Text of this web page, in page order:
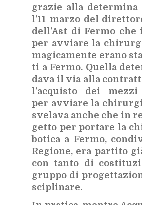
gra­zie alla de­ter­mi­na
l’11 mar­zo del
del­l’A­st di Fer­mo
per av­via­re la
ma­gi­ca­men­te era­no
ti a Fer­mo. Quel­la
dava il via alla
l’ac­qui­sto dei mez­zi
per av­via­re la
sve­la­va an­che che in
get­to per por­ta­re la
bo­ti­ca a Fer­mo,
Re­gio­ne, era par­ti­to
con tan­to di
grup­po di
sci­pli­na­re.